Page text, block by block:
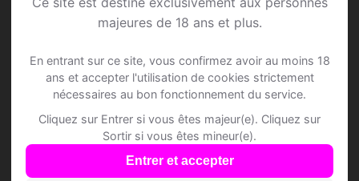
majeures de 18 ans et plus.
En entrant sur ce site, vous confirmez avoir au moins 18
ans et accepter l'utilisation de cookies strictement
nécessaires au bon fonctionnement du service.
Cliquez sur Entrer si vous êtes majeur(e). Cliquez sur
Sortir si vous êtes mineur(e).
Entrer et accepter
alentours !
S'inscrire gratuitement